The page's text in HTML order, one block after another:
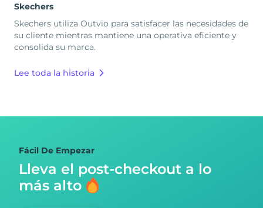
Skechers
Skechers utiliza Outvio para satisfacer las necesidades de
su cliente mientras mantiene una operativa eficiente y
consolida su marca.
Lee toda la historia
Fácil De Empezar
Lleva el post-checkout a lo
más alto